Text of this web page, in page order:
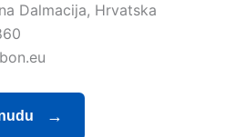
Dalmacija, Hrvatska